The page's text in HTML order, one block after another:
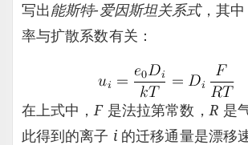
写出能斯特-爱因斯坦关系式，其
率与扩散系数有关：
在上式中， F是法拉第常数， R 是
此得到的离子 i的迁移通量是漂移